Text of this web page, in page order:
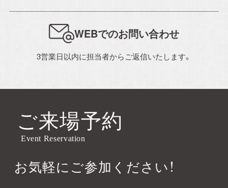
WEBでのお問い合わせ
3営業日以内に担当者からご返信いたします。
ご来場予約
Event Reservation
お気軽にご参加ください！